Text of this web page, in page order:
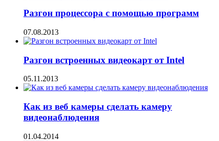
Разгон процессора с помощью программ
07.08.2013
Разгон встроенных видеокарт от Intel
05.11.2013
Как из веб камеры сделать камеру
видеонаблюдения
01.04.2014